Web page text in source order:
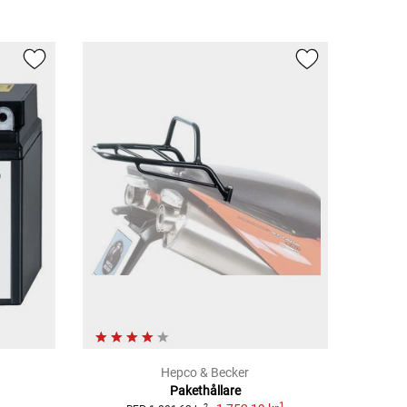
Hepco & Becker
Pakethållare